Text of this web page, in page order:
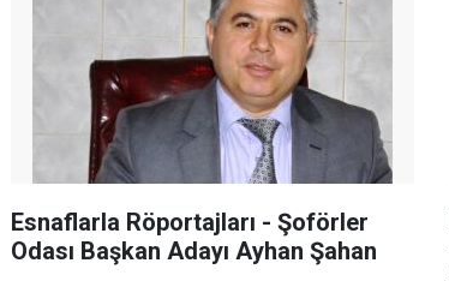
Esnaflarla Röportajları - Şoförler
Odası Başkan Adayı Ayhan Şahan